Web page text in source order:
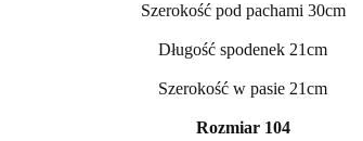
Szerokość pod pachami 30cm
Długość spodenek 21cm
Szerokość w pasie 21cm
Rozmiar 104